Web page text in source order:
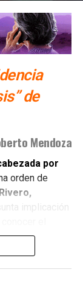
de
Mendoza
por
orden de
implicación
Normal
justificó la